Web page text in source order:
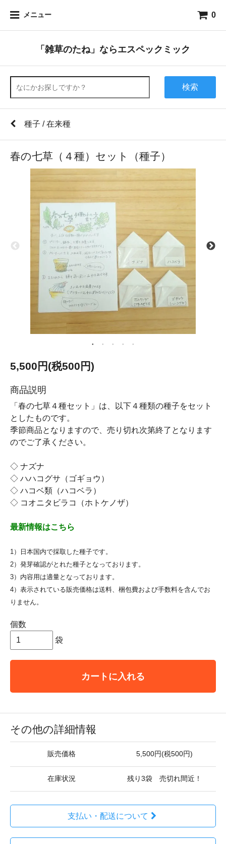
メニュー 0
「雑草のたね」ならエスペックミック
検索
種子 / 在来種
春の七草（４種）セット（種子）
5,500円(税500円)
商品説明
「春の七草４種セット」は、以下４種類の種子をセット
としたものです。
季節商品となりますので、売り切れ次第終了となります
のでご了承ください。
◇ ナズナ
◇ ハハコグサ（ゴギョウ）
◇ ハコベ類（ハコベラ）
◇ コオニタビラコ（ホトケノザ）
最新情報はこちら
1）日本国内で採取した種子です。
2）発芽確認がとれた種子となっております。
3）内容用は適量となっております。
4）表示されている販売価格は送料、梱包費および手数料を含んでお
りません。
個数
袋
カートに入れる
その他の詳細情報
販売価格 5,500円(税500円)
在庫状況 残り3袋 売切れ間近！
支払い・配送について